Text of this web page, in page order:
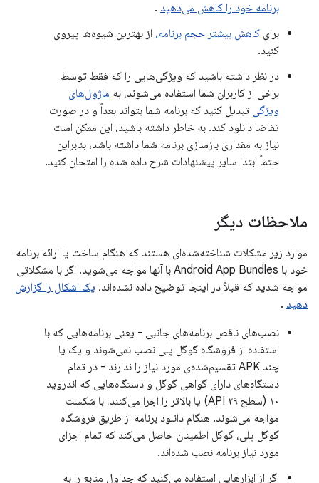
برنامه خود را کاهش می‌دهید .
برای کاهش بیشتر حجم برنامه، از بهترین شیوه‌ها پیروی
کنید.
در نظر داشته باشید که ویژگی‌هایی را که فقط توسط
برخی از کاربران شما استفاده می‌شوند، به ماژول‌های
ویژگی تبدیل کنید که برنامه شما بتواند بعداً و در صورت
تقاضا دانلود کند. به خاطر داشته باشید، این ممکن است
نیاز به مقداری بازسازی برنامه شما داشته باشد، بنابراین
حتماً ابتدا سایر پیشنهادات شرح داده شده را امتحان کنید.
ملاحظات دیگر
موارد زیر مشکلات شناخته‌شده‌ای هستند که هنگام ساخت یا ارائه برنامه
خود با Android App Bundles با آنها مواجه می‌شوید. اگر با مشکلاتی
مواجه شدید که قبلاً در اینجا توضیح داده نشده‌اند، یک اشکال را گزارش
دهید .
نصب‌های ناقص برنامه‌های جانبی - یعنی برنامه‌هایی که با
استفاده از فروشگاه گوگل پلی نصب نمی‌شوند و یک یا
چند APK تقسیم‌شده‌ی مورد نیاز را ندارند - در تمام
دستگاه‌های دارای گواهی گوگل و دستگاه‌هایی که اندروید
۱۰ (سطح API ۲۹) یا بالاتر را اجرا می‌کنند، با شکست
مواجه می‌شوند. هنگام دانلود برنامه از طریق فروشگاه
گوگل پلی، گوگل اطمینان حاصل می‌کند که تمام اجزای
مورد نیاز برنامه نصب شده‌اند.
اگر از ابزارهایی استفاده می‌کنید که جداول منابع را به